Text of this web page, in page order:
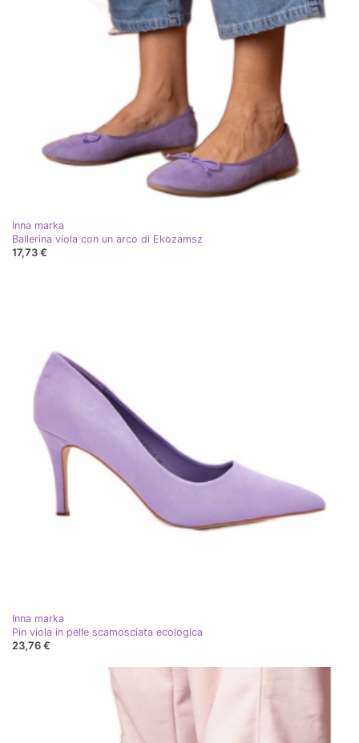
Inna marka
Ballerina viola con un arco di Ekozamsz
17,73 €
Inna marka
Pin viola in pelle scamosciata ecologica
23,76 €